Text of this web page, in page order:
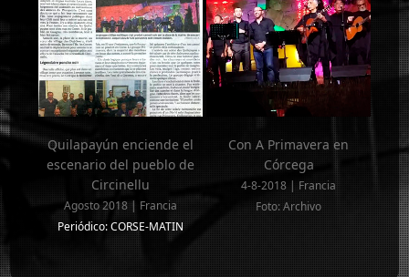
Quilapayún enciende el
escenario del pueblo de
Circinellu
Agosto 2018 | Francia
Periódico: CORSE-MATIN
Con A Primavera en
Córcega
4-8-2018 | Francia
Foto: Archivo